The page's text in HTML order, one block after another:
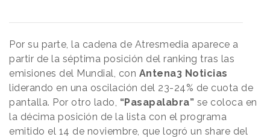
Por su parte, la cadena de Atresmedia aparece a
partir de la séptima posición del ranking tras las
emisiones del Mundial, con Antena3 Noticias
liderando en una oscilación del 23-24% de cuota de
pantalla. Por otro lado, “Pasapalabra” se coloca en
la décima posición de la lista con el programa
emitido el 14 de noviembre, que logró un share del